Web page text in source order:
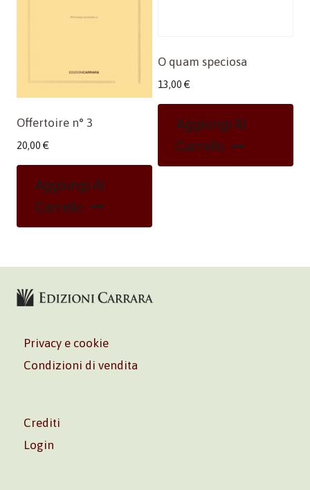
Offertoire n° 3
20,00 €
Aggiungi Al
Carrello
O quam speciosa
13,00 €
Aggiungi Al
Carrello
Privacy e cookie
Condizioni di vendita
Crediti
Login